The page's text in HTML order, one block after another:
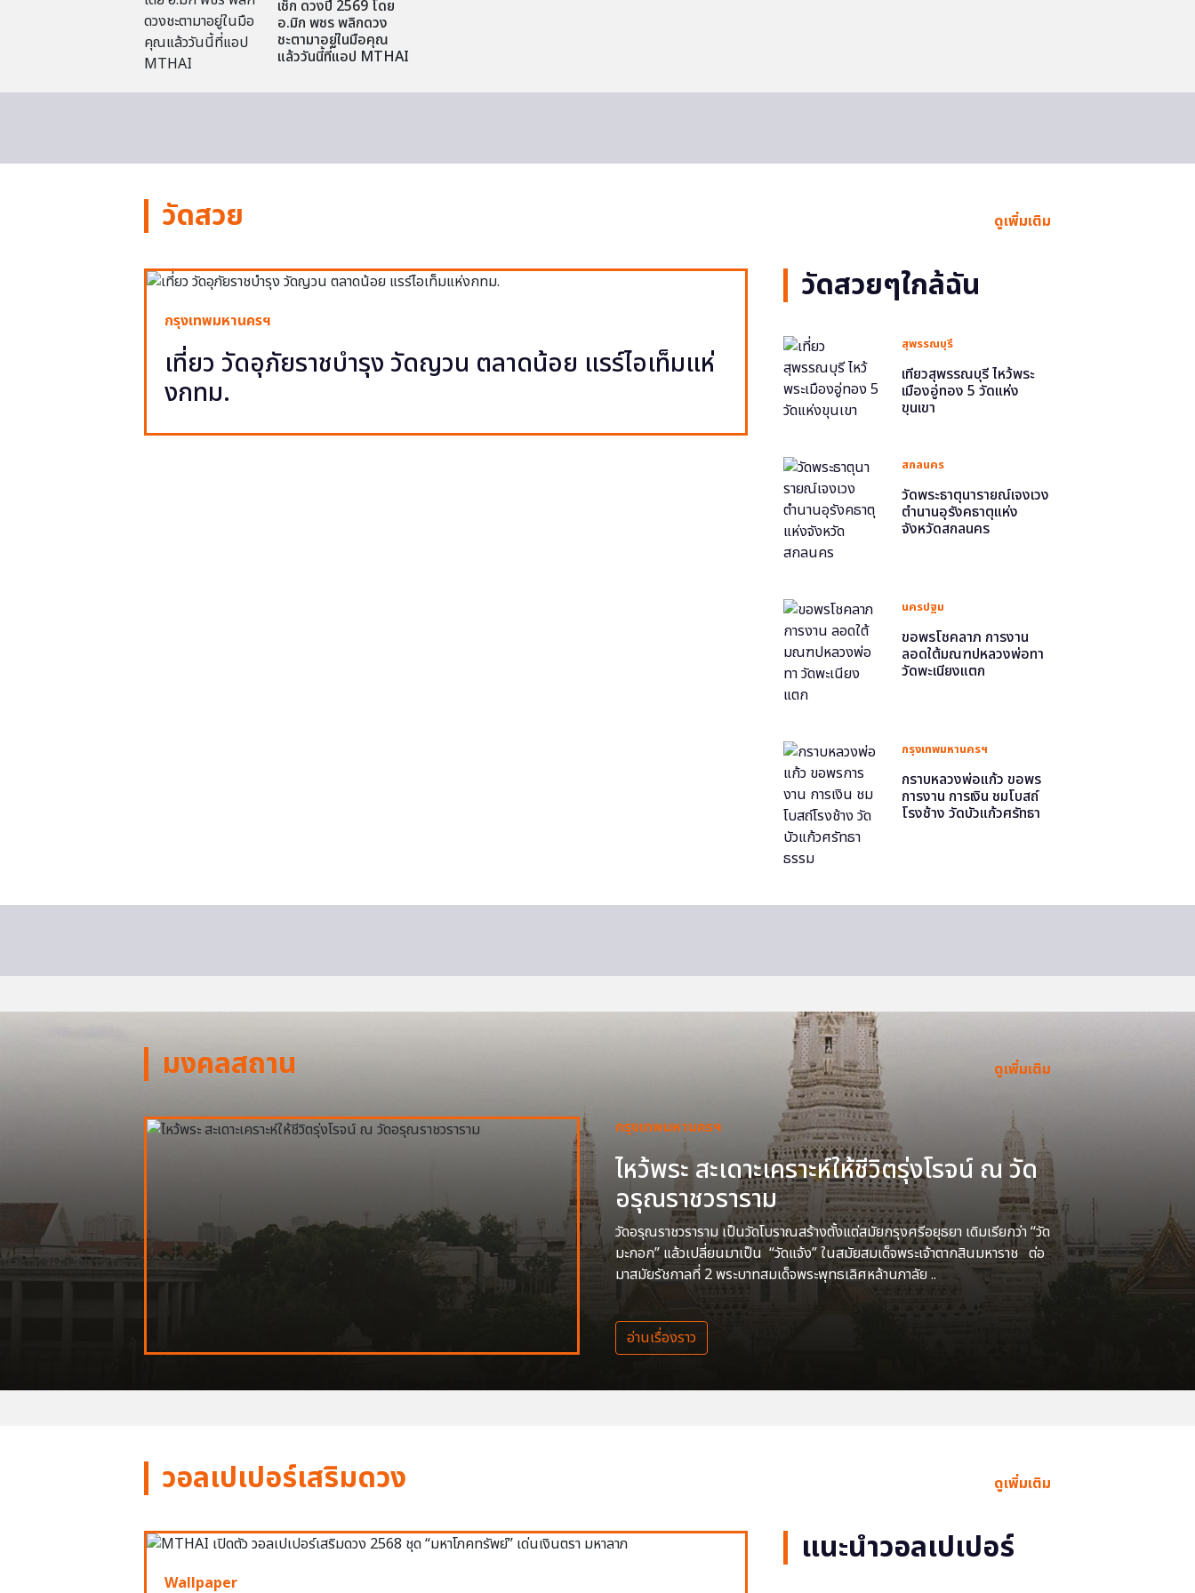
เช็ก ดวงปี 2569 โดย
อ.มิก พชร พลิกดวง
ชะตามาอยู่ในมือคุณ
แล้ววันนี้ที่แอป MTHAI
วัดสวย ดูเพิ่มเติม
กรุงเทพมหานครฯ
เที่ยว วัดอุภัยราชบำรุง วัดญวน ตลาดน้อย แรร์ไอเท็มแห่
งกทม.
วัดสวยๆใกล้ฉัน
สุพรรณบุรี
เที่ยวสุพรรณบุรี ไหว้พระ
เมืองอู่ทอง 5 วัดแห่ง
ขุนเขา
สกลนคร
วัดพระธาตุนารายณ์เจงเวง
ตำนานอุรังคธาตุแห่ง
จังหวัดสกลนคร
นครปฐม
ขอพรโชคลาภ การงาน
ลอดใต้มณฑปหลวงพ่อทา
วัดพะเนียงแตก
กรุงเทพมหานครฯ
กราบหลวงพ่อแก้ว ขอพร
การงาน การเงิน ชมโบสถ์
โรงช้าง วัดบัวแก้วศรัทธา
มงคลสถาน ดูเพิ่มเติม
กรุงเทพมหานครฯ
ไหว้พระ สะเดาะเคราะห์ให้ชีวิตรุ่งโรจน์ ณ วัด
อรุณราชวราราม
วัดอรุณราชวราราม เป็นวัดโบราณสร้างตั้งแต่สมัยกรุงศรีอยุธยา เดิมเรียกว่า “วัด
มะกอก” แล้วเปลี่ยนมาเป็น “วัดแจ้ง” ในสมัยสมเด็จพระเจ้าตากสินมหาราช ต่อ
มาสมัยรัชกาลที่ 2 พระบาทสมเด็จพระพุทธเลิศหล้านภาลัย ..
อ่านเรื่องราว
วอลเปเปอร์เสริมดวง ดูเพิ่มเติม
Wallpaper
แนะนำวอลเปเปอร์